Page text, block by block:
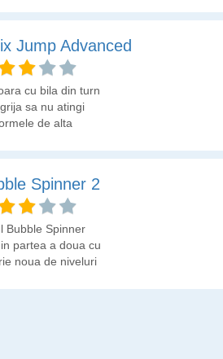
Jump Advanced
cu bila din turn
sa nu atingi
de alta
Spinner 2
Bubble Spinner
partea a doua cu
noua de niveluri